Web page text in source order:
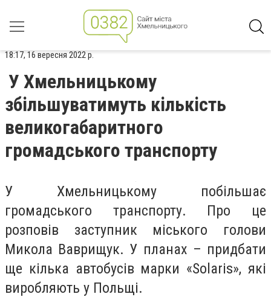
18:17, 16 вересня 2022 р.
У Хмельницькому
збільшуватимуть кількість
великогабаритного
громадського транспорту
У Хмельницькому побільшає
громадського транспорту. Про це
розповів заступник міського голови
Микола Ваврищук. У планах – придбати
ще кілька автобусів марки «Solaris», які
виробляють у Польщі.